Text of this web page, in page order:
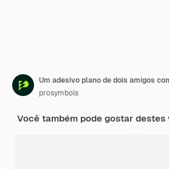
prosymbols
Você também pode gostar destes